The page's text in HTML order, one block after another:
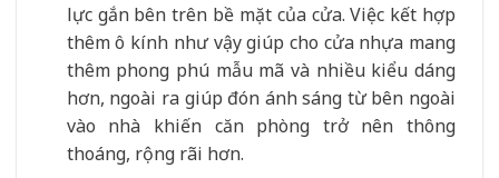
lực gắn bên trên bề mặt của cửa. Việc kết hợp
thêm ô kính như vậy giúp cho cửa nhựa mang
thêm phong phú mẫu mã và nhiều kiểu dáng
hơn, ngoài ra giúp đón ánh sáng từ bên ngoài
vào nhà khiến căn phòng trở nên thông
thoáng, rộng rãi hơn.